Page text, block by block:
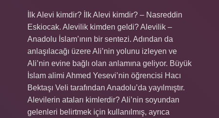
İlk Alevi kimdir? İlk Alevi kimdir? – Nasreddin
Eskiocak. Alevilik kimden geldi? Alevilik –
Anadolu İslam’ının bir sentezi. Adından da
anlaşılacağı üzere Ali’nin yolunu izleyen ve
Ali’nin evine bağlı olan anlamına geliyor. Büyük
İslam alimi Ahmed Yesevi’nin öğrencisi Hacı
Bektaşı Veli tarafından Anadolu’da yayılmıştır.
Alevilerin ataları kimlerdir? Ali’nin soyundan
gelenleri belirtmek için kullanılmış, ayrıca